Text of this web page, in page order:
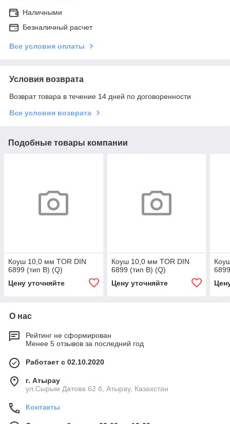
Наличными
Безналичный расчет
Все условия оплаты
Условия возврата
Возврат товара в течение 14 дней по договоренности
Все условия возврата
Подобные товары компании
Коуш 10,0 мм TOR DIN
6899 (тип B) (Q)
Цену уточняйте
Коуш 10,0 мм TOR DIN
6899 (тип B) (Q)
Цену уточняйте
О нас
Рейтинг не сформирован
Менее 5 отзывов за последний год
Работает с 02.10.2020
г. Атырау
ул.Сырым Датова 62 б, Атырау, Казахстан
Контакты